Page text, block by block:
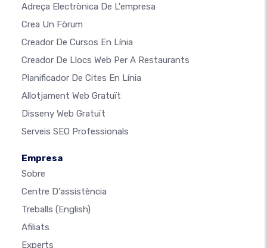
Adreça Electrònica De L'empresa
Crea Un Fòrum
Creador De Cursos En Línia
Creador De Llocs Web Per A Restaurants
Planificador De Cites En Línia
Allotjament Web Gratuït
Disseny Web Gratuït
Serveis SEO Professionals
Empresa
Sobre
Centre D'assistència
Treballs (English)
Afiliats
Experts